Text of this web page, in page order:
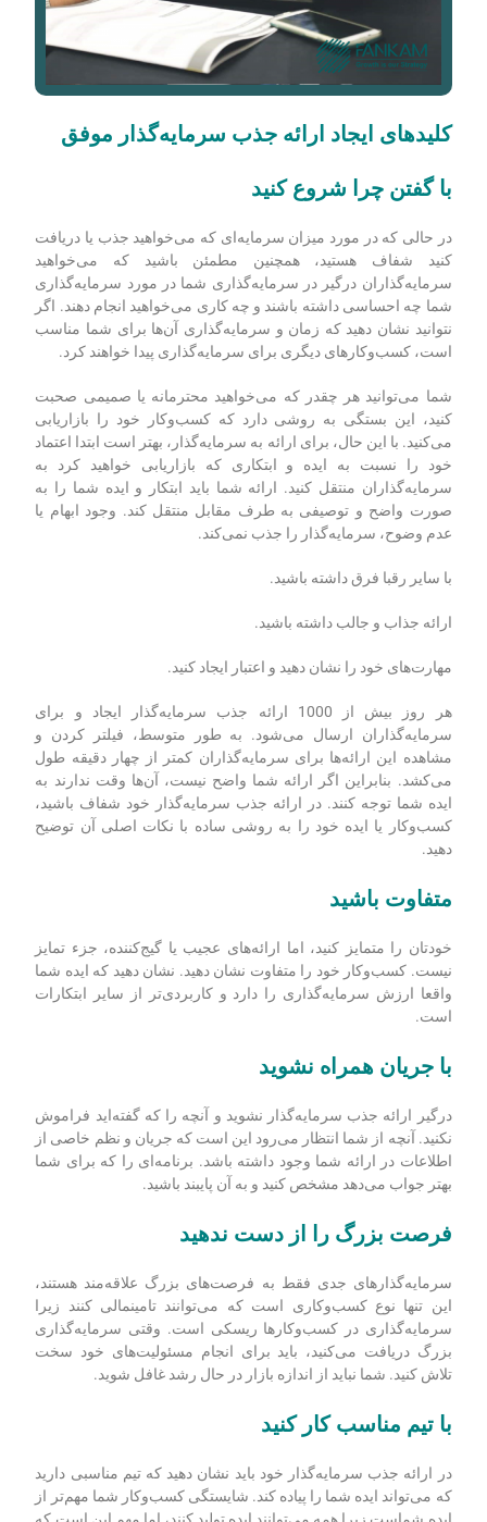
کلیدهای ایجاد ارائه جذب سرمایه‌گذار موفق
با گفتن چرا شروع کنید
در حالی که در مورد میزان سرمایه‌ای که می‌خواهید جذب یا دریافت
کنید شفاف هستید، همچنین مطمئن باشید که می‌خواهید
سرمایه‌گذاران درگیر در سرمایه‌گذاری شما در مورد سرمایه‌گذاری
شما چه احساسی داشته باشند و چه کاری می‌خواهید انجام دهند. اگر
نتوانید نشان دهید که زمان و سرمایه‌گذاری آن‌ها برای شما مناسب
است، کسب‌وکارهای دیگری برای سرمایه‌گذاری پیدا خواهند کرد.
شما می‌توانید هر چقدر که می‌خواهید محترمانه یا صمیمی صحبت
کنید، این بستگی به روشی دارد که کسب‌وکار خود را بازاریابی
می‌کنید. با این حال، برای ارائه به سرمایه‌گذار، بهتر است ابتدا اعتماد
خود را نسبت به ایده و ابتکاری که بازاریابی خواهید کرد به
سرمایه‌گذاران منتقل کنید. ارائه شما باید ابتکار و ایده شما را به
صورت واضح و توصیفی به طرف مقابل منتقل کند. وجود ابهام یا
عدم وضوح، سرمایه‌گذار را جذب نمی‌کند.
با سایر رقبا فرق داشته باشید.
ارائه جذاب و جالب داشته باشید.
مهارت‌های خود را نشان دهید و اعتبار ایجاد کنید.
هر روز بیش از 1000 ارائه جذب سرمایه‌گذار ایجاد و برای
سرمایه‌گذاران ارسال می‌شود. به طور متوسط، فیلتر کردن و
مشاهده این ارائه‌ها برای سرمایه‌گذاران کمتر از چهار دقیقه طول
می‌کشد. بنابراین اگر ارائه شما واضح نیست، آن‌ها وقت ندارند به
ایده شما توجه کنند. در ارائه جذب سرمایه‌گذار خود شفاف باشید،
کسب‌وکار یا ایده خود را به روشی ساده با نکات اصلی آن توضیح
دهید.
متفاوت باشید
خودتان را متمایز کنید، اما ارائه‌های عجیب یا گیج‌کننده، جزء تمایز
نیست. کسب‌وکار خود را متفاوت نشان دهید. نشان دهید که ایده شما
واقعا ارزش سرمایه‌­گذاری را دارد و کاربردی­‌تر از سایر ابتکارات
است.
با جریان همراه نشوید
درگیر ارائه جذب سرمایه‌گذار نشوید و آنچه را که گفته‌اید فراموش
نکنید. آنچه از شما انتظار می‌رود این است که جریان و نظم خاصی از
اطلاعات در ارائه شما وجود داشته باشد. برنامه‌ای را که برای شما
بهتر جواب می‌دهد مشخص کنید و به آن پایبند باشید.
فرصت بزرگ را از دست ندهید
سرمایه‌گذار‌های جدی فقط به فرصت‌های بزرگ علاقه‌مند هستند،
این تنها نوع کسب‌وکاری است که می‌توانند تامین­مالی کنند زیرا
سرمایه‌گذاری در کسب‌وکار‌ها ریسکی است. وقتی سرمایه‌گذاری
بزرگ دریافت می‌کنید، باید برای انجام مسئولیت‌های خود سخت
تلاش کنید. شما نباید از اندازه بازار در حال رشد غافل شوید.
با تیم مناسب کار کنید
در ارائه جذب سرمایه‌گذار خود باید نشان دهید که تیم مناسبی دارید
که می‌تواند ایده شما را پیاده کند. شایستگی کسب‌وکار شما مهم‌تر از